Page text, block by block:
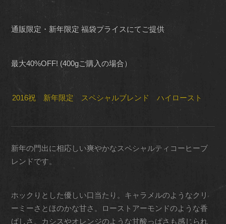
通販限定・新年限定 福袋プライスにてご提供
最大40%OFF! (400gご購入の場合）
2016祝 新年限定 スペシャルブレンド ハイロースト
新年の門出に相応しい爽やかなスペシャルティコーヒーブ
レンドです。
ホックりとした優しい口当たり。キャラメルのようなクリ
ーミーさとほのかな甘さ。ローストアーモンドのような香
ばしさ。カシスやオレンジのような甘酸っぱさも感じられ